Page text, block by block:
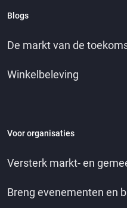
Blogs
De markt van de
Winkelbeleving
Voor organisaties
Versterk markt- en
Breng evenementen en